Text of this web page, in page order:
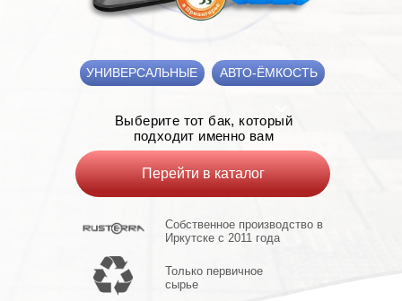
Выберите тот бак, который
подходит именно вам
Собственное производство в
Иркутске с 2011 года
Только первичное
сырье
УНИВЕРСАЛЬНЫЕ АВТО-ЁМКОСТЬ
Перейти в каталог